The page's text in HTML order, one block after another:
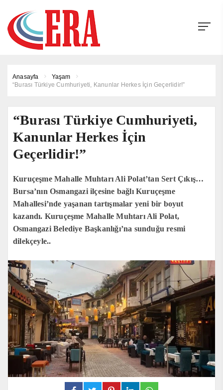
Anasayfa
Yaşam
“Burası Türkiye Cumhuriyeti, Kanunlar Herkes İçin Geçerlidir!”
“Burası Türkiye Cumhuriyeti,
Kanunlar Herkes İçin
Geçerlidir!”
Kuruçeşme Mahalle Muhtarı Ali Polat’tan Sert Çıkış…
Bursa’nın Osmangazi ilçesine bağlı Kuruçeşme
Mahallesi’nde yaşanan tartışmalar yeni bir boyut
kazandı. Kuruçeşme Mahalle Muhtarı Ali Polat,
Osmangazi Belediye Başkanlığı’na sunduğu resmi
dilekçeyle..